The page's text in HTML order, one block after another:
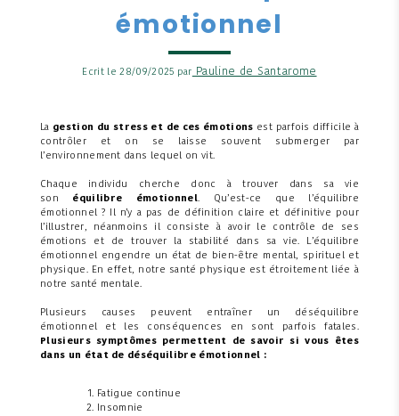
émotionnel
Ecrit le 28/09/2025 par Pauline de Santarome
La gestion du stress et de ces émotions est parfois difficile à
contrôler et on se laisse souvent submerger par
l’environnement dans lequel on vit.
Chaque individu cherche donc à trouver dans sa vie
son équilibre émotionnel. Qu’est-ce que l’équilibre
émotionnel ? Il n’y a pas de définition claire et définitive pour
l’illustrer, néanmoins il consiste à avoir le contrôle de ses
émotions et de trouver la stabilité dans sa vie. L’équilibre
émotionnel engendre un état de bien-être mental, spirituel et
physique. En effet, notre santé physique est étroitement liée à
notre santé mentale.
Plusieurs causes peuvent entraîner un déséquilibre
émotionnel et les conséquences en sont parfois fatales.
Plusieurs symptômes permettent de savoir si vous êtes
dans un état de déséquilibre émotionnel :
Fatigue continue
Insomnie